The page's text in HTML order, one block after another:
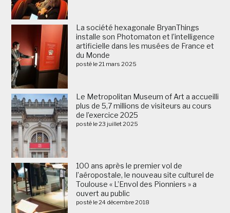
La société hexagonale BryanThings
installe son Photomaton et l’intelligence
artificielle dans les musées de France et
du Monde
posté le 21 mars 2025
Le Metropolitan Museum of Art a accueilli
plus de 5,7 millions de visiteurs au cours
de l’exercice 2025
posté le 23 juillet 2025
100 ans après le premier vol de
l’aéropostale, le nouveau site culturel de
Toulouse « L’Envol des Pionniers » a
ouvert au public
posté le 24 décembre 2018